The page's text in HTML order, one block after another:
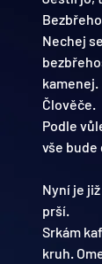
Nechej
kamenej.
Člověče.
Podle
vše bude
Nyní je
prší.
Srkám
kruh.